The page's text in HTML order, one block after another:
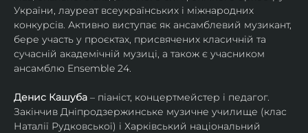
України, лауреат всеукраїнських і міжнародних
конкурсів. Активно виступає як ансамблевий музикант,
бере участь у проєктах, присвячених класичній та
сучасній академічній музиці, а також є учасником
ансамблю Ensemble 24.
Денис Кашуба – піаніст, концертмейстер і педагог.
Закінчив Дніпродзержинське музичне училище (клас
Наталії Рудковської) і Харківський національний